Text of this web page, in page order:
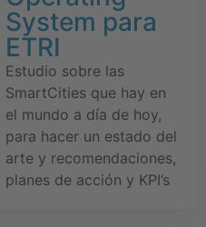
System para
ETRI
Estudio sobre las
SmartCities que hay en
el mundo a día de hoy,
para hacer un estado del
arte y recomendaciones,
planes de acción y KPI’s